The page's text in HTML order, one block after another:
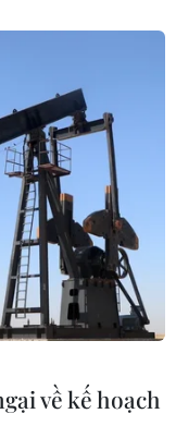
về kế hoạch